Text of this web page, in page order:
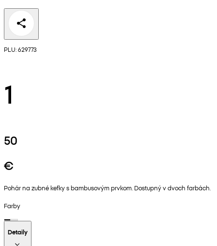
PLU: 629773
1
50
€
Pohár na zubné kefky s bambusovým prvkom. Dostupný v dvoch farbách.
Farby
Detaily